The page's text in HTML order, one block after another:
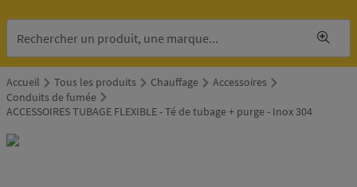
Accueil Tous les produits Chauffage
Accessoires
Conduits de fumée
ACCESSOIRES TUBAGE FLEXIBLE - Té de tubage + purge - Inox 304